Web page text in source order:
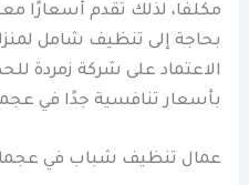
مكلفًا، لذلك تقدم أسعارًا
بحاجة إلى تنظيف شامل
الاعتماد على شركة زمردة
بأسعار تنافسية جدًا في
عمال تنظيف شباب في